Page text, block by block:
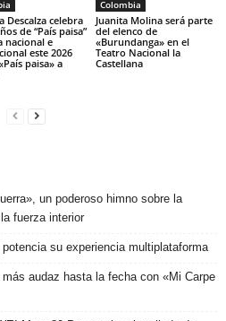
Descalza celebra
de “País paisa”
nacional e
este 2026
paisa» a
Colombia
Juanita Molina será parte
del elenco de
«Burundanga» en el
Teatro Nacional la
Castellana
un poderoso himno sobre la
fuerza interior
su experiencia multiplataforma
audaz hasta la fecha con «Mi Carpe